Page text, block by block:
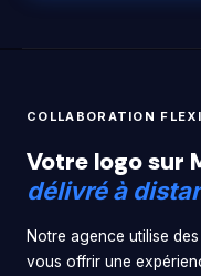
COLLABORATION
Votre logo sur
délivré à
Notre agence utilise
vous offrir une